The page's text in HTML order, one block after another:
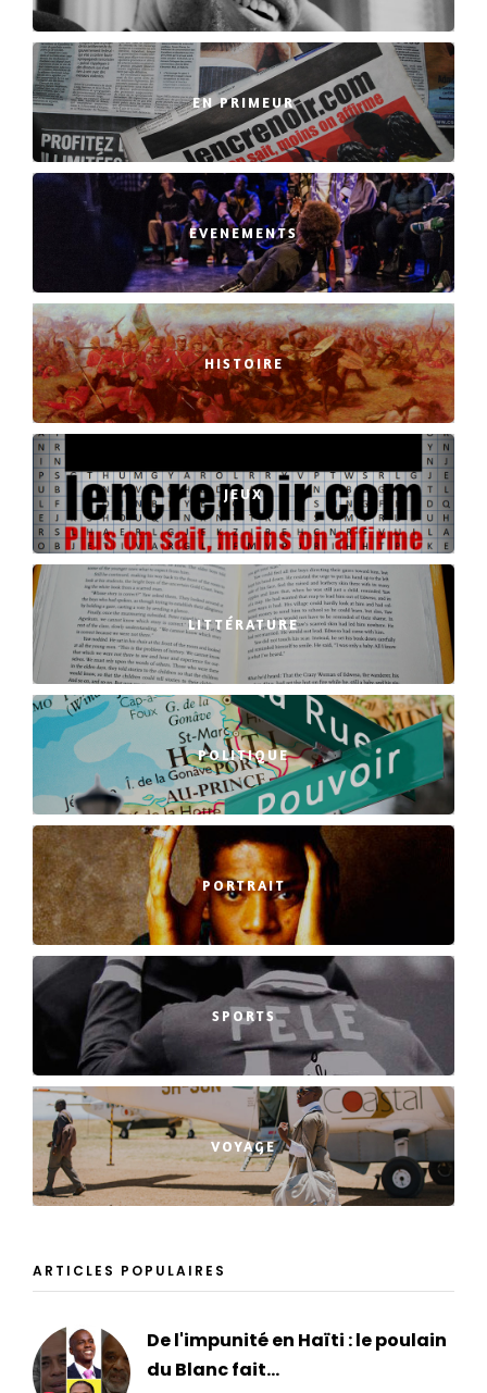
EN PRIMEUR
EVENEMENTS
HISTOIRE
JEUX
LITTÉRATURE
POLITIQUE
PORTRAIT
SPORTS
VOYAGE
ARTICLES POPULAIRES
De l'impunité en Haïti : le poulain
du Blanc fait...